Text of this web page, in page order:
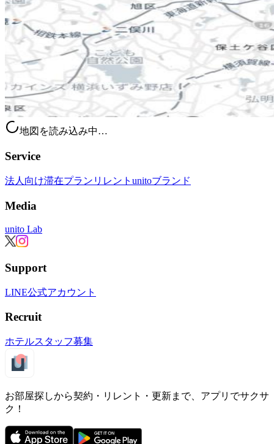
地図を読み込み中…
Service
法人向け滞在プラン リレント unitoブランド
Media
unito Lab
Support
LINE公式アカウント
Recruit
ホテルスタッフ募集
お部屋探しから契約・リレント・更新まで、アプリでサクサ
ク！